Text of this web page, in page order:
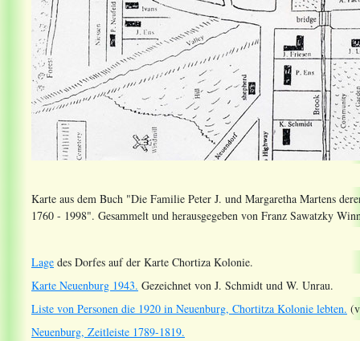
Karte aus dem Buch "Die Familie Peter J. und Margaretha Martens
1760 - 1998". Gesammelt und herausgegeben von Franz Sawatzky
Lage des Dorfes auf der Karte Chortiza Kolonie.
Karte Neuenburg 1943. Gezeichnet von J. Schmidt und W. Unrau.
Liste von Personen die 1920 in Neuenburg, Chortitza Kolonie lebten.
Neuenburg, Zeitleiste 1789-1819.